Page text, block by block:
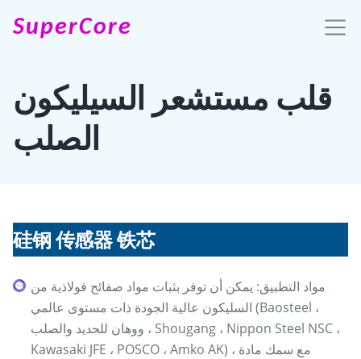
SuperCore
قلب مستشعر السيليكون
الصلب
硅钢 传感器 铁芯
مواد التطبيق: يمكن أن توفر بثبات مواد صفائح فولاذية من
السليكون عالية الجودة ذات مستوى عالمي (Baosteel ،
ووهان للحديد والصلب ، Shougang ، Nippon Steel NSC ،
Kawasaki JFE ، POSCO ، Amko AK) ، مع سمك مادة